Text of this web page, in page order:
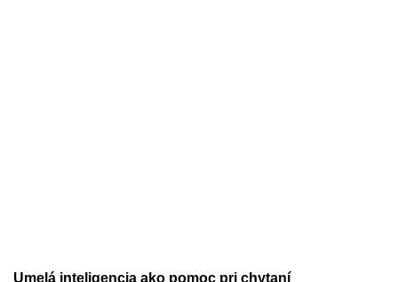
Umelá inteligencia ako pomoc pri chytaní